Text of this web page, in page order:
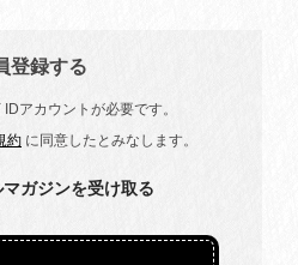
登録する
アカウントが必要です。
約 に同意したとみなします。
マガジンを受け取る